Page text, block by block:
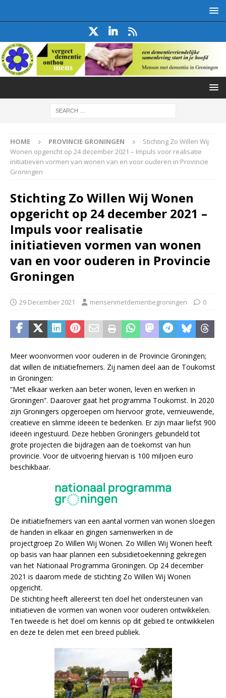
HOME PROVINCIE GRONINGEN
Stichting Zo Willen Wij
Wonen opgericht op 24 december 2021 – Impuls voor realisatie
initiatieven vormen van wonen van en voor ouderen in Provincie
Groningen
Stichting Zo Willen Wij Wonen
opgericht op 24 december 2021 –
Impuls voor realisatie
initiatieven vormen van wonen
van en voor ouderen in Provincie
Groningen
29 December 2021 mensenmetdementiegroningen 0
Meer woonvormen voor ouderen in de Provincie Groningen;
dat willen de initiatiefnemers. Zij namen deel aan de Toukomst
in Groningen:
“Met elkaar werken aan beter wonen, leven en werken in
Groningen”. Daarover gaat het programma Toukomst. In 2020
zijn Groningers opgeroepen om hiervoor grote, vernieuwende,
creatieve en slimme ideeën te bedenken. Er zijn maar liefst 900
ideeën ingestuurd. Deze hebben Groningers gebundeld tot
grote projecten die bijdragen aan de toekomst van hun
provincie. Voor de uitvoering hiervan is 100 miljoen euro
beschikbaar.
De initiatiefnemers van een aantal vormen van wonen sloegen
de handen in elkaar en gingen samenwerken in de
projectgroep Zo Willen Wij Wonen. Zo Willen Wij Wonen heeft
op basis van haar plannen een subsidietoekenning gekregen
van het Nationaal Programma Groningen. Op 24 december
2021 is daarom mede de stichting Zo Willen Wij Wonen
opgericht.
De stichting heeft allereerst ten doel het ondersteunen van
initiatieven die vormen van wonen voor ouderen ontwikkelen.
Ten tweede is het doel om kennis op dit gebied te ontwikkelen
en deze te delen met een breed publiek.